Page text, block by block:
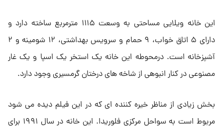
این خانه ویلایی مساحتی به وسعت ۱۱۱۵ مترمربع ساخته دارد و
دارای ۵ اتاق خواب، ۹ حمام و سرویس بهداشتی، ۱۲ شومینه و ۲
آشپزخانه است. درمحوطه این خانه یک استخر یک اسپا و یک غار
مصنوعی در کنار انبوهی از شاخه های درختان گرمسیری وجود دارد.
بخش زیادی از مناظر خیره کننده ای که در این فیلم دیده می شود
مربوط است به سواحل مرکزی فلوریدا. این خانه در سال ۱۹۹۱ برای